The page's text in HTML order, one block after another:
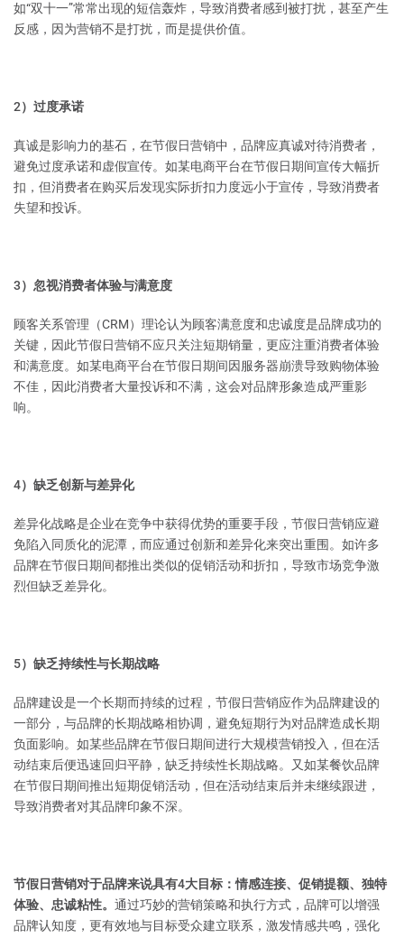
如“双十一”常常出现的短信轰炸，导致消费者感到被打扰，甚至产生
反感，因为营销不是打扰，而是提供价值。
2）过度承诺
真诚是影响力的基石，在节假日营销中，品牌应真诚对待消费者，
避免过度承诺和虚假宣传。如某电商平台在节假日期间宣传大幅折
扣，但消费者在购买后发现实际折扣力度远小于宣传，导致消费者
失望和投诉。
3）忽视消费者体验与满意度
顾客关系管理（CRM）理论认为顾客满意度和忠诚度是品牌成功的
关键，因此节假日营销不应只关注短期销量，更应注重消费者体验
和满意度。如某电商平台在节假日期间因服务器崩溃导致购物体验
不佳，因此消费者大量投诉和不满，这会对品牌形象造成严重影
响。
4）缺乏创新与差异化
差异化战略是企业在竞争中获得优势的重要手段，节假日营销应避
免陷入同质化的泥潭，而应通过创新和差异化来突出重围。如许多
品牌在节假日期间都推出类似的促销活动和折扣，导致市场竞争激
烈但缺乏差异化。
5）缺乏持续性与长期战略
品牌建设是一个长期而持续的过程，节假日营销应作为品牌建设的
一部分，与品牌的长期战略相协调，避免短期行为对品牌造成长期
负面影响。如某些品牌在节假日期间进行大规模营销投入，但在活
动结束后便迅速回归平静，缺乏持续性长期战略。又如某餐饮品牌
在节假日期间推出短期促销活动，但在活动结束后并未继续跟进，
导致消费者对其品牌印象不深。
节假日营销对于品牌来说具有4大目标：情感连接、促销提额、独特
体验、忠诚粘性。 通过巧妙的营销策略和执行方式，品牌可以增强
品牌认知度，更有效地与目标受众建立联系，激发情感共鸣，强化